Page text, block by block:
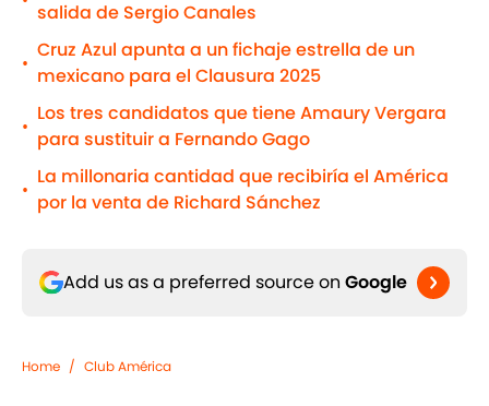
salida de Sergio Canales
•
Cruz Azul apunta a un fichaje estrella de un
mexicano para el Clausura 2025
•
Los tres candidatos que tiene Amaury Vergara
para sustituir a Fernando Gago
•
La millonaria cantidad que recibiría el América
por la venta de Richard Sánchez
Add us as a preferred source on Google
Home / Club América